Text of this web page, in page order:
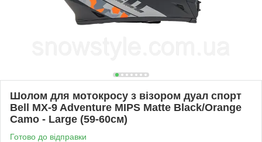
Шолом для мотокросу з візором дуал спорт
Bell MX-9 Adventure MIPS Matte Black/Orange
Camo - Large (59-60см)
Готово до відправки